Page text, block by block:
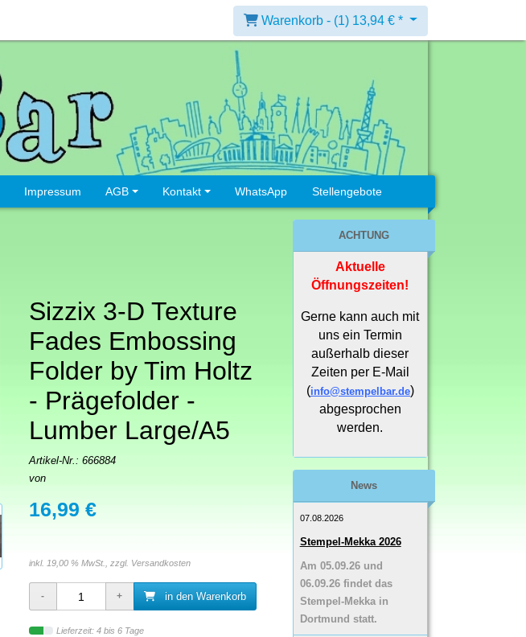
Warenkorb - (1) 13,94 € *
Impressum AGB Kontakt WhatsApp Stellengebote
Sizzix 3-D Texture
Fades Embossing
Folder by Tim Holtz
- Prägefolder -
Lumber Large/A5
Artikel-Nr.: 666884
von
16,99 €
inkl. 19,00 % MwSt., zzgl. Versandkosten
in den Warenkorb
Lieferzeit: 4 bis 6 Tage
ACHTUNG
Aktuelle
Öffnungszeiten!
Gerne kann auch mit
uns ein Termin
außerhalb dieser
Zeiten per E-Mail
(info@stempelbar.de)
abgesprochen
werden.
News
07.08.2026
Stempel-Mekka 2026
Am 05.09.26 und
06.09.26 findet das
Stempel-Mekka in
Dortmund statt.